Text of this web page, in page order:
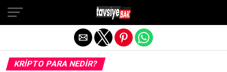
KRIPTO PARA NEDIR?
Exit mobile version